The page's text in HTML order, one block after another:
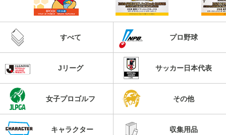
すべて プロ野球
Jリーグ サッカー日本代表
女子プロゴルフ その他
キャラクター 収集用品